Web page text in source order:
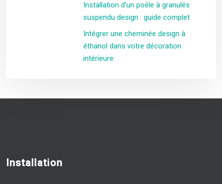
Installation d’un poêle à granulés
suspendu design : guide complet
Intégrer une cheminée design à
éthanol dans votre décoration
intérieure
Installation